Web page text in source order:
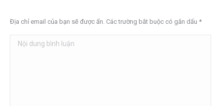
Địa chỉ email của bạn sẽ được ẩn. Các trường bắt buộc có gắn dấu *
Nội dung bình luận